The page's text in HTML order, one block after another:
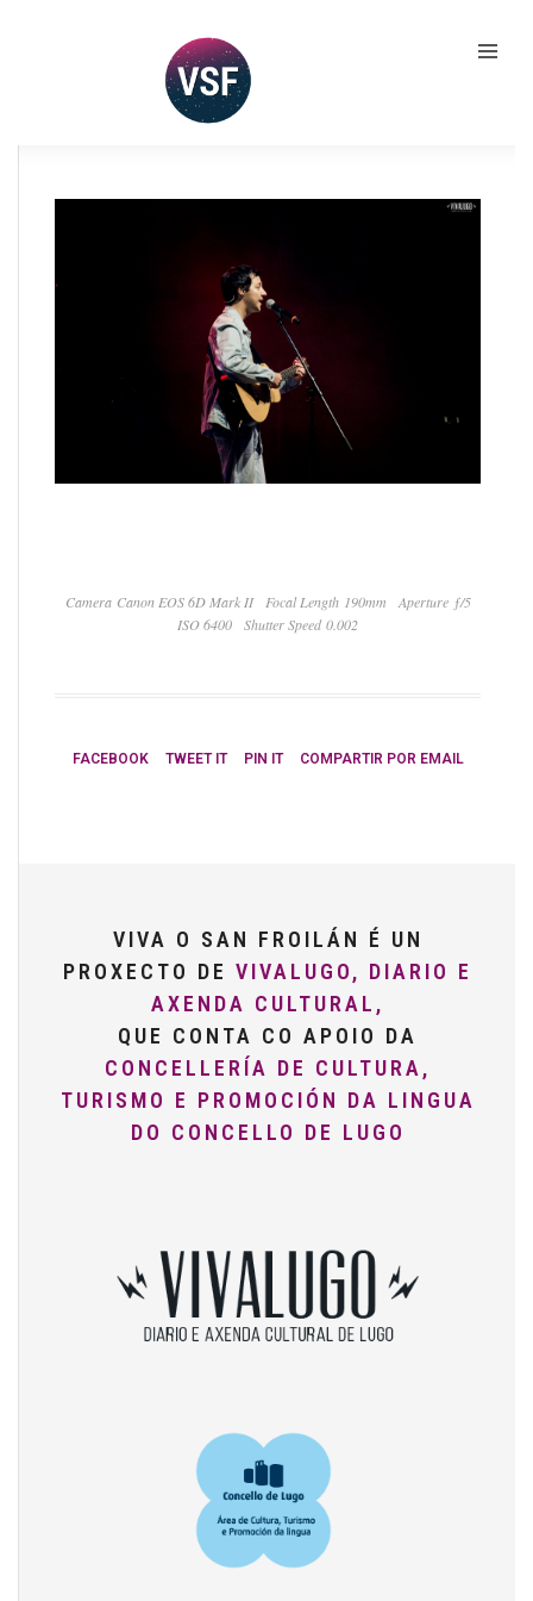
Camera Canon EOS 6D Mark II Focal Length 190mm
Aperture ƒ/5
ISO 6400
Shutter Speed 0.002
FACEBOOK TWEET IT PIN IT COMPARTIR POR EMAIL
VIVA O SAN FROILÁN É UN
PROXECTO DE VIVALUGO, DIARIO E
AXENDA CULTURAL,
QUE CONTA CO APOIO DA
CONCELLERÍA DE CULTURA,
TURISMO E PROMOCIÓN DA LINGUA
DO CONCELLO DE LUGO